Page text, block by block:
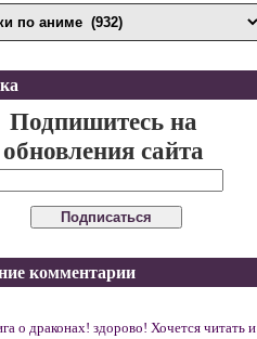
Подпишитесь на
обновления сайта
комментарии
о драконах! здорово! Хочется читать и